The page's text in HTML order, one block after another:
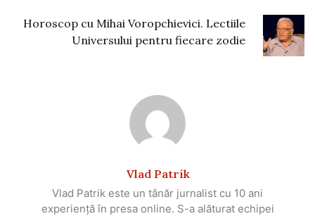
Horoscop cu Mihai Voropchievici. Lectiile
Universului pentru fiecare zodie
Vlad Patrik
Vlad Patrik este un tânăr jurnalist cu 10 ani
experiență în presa online. S-a alăturat echipei